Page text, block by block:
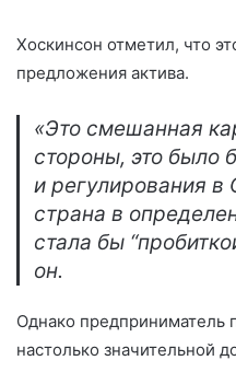
Хоскинсон отметил, что
предложения актива.
«Это смешанная
стороны, это было
и регулирования
страна в
стала бы
он.
Однако предприниматель
настолько значительной